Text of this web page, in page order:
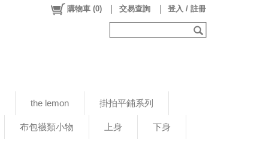
the lemon 掛拍平鋪系列
布包襪類小物 上身 下身
購物車 (0) 交易查詢 登入 / 註冊